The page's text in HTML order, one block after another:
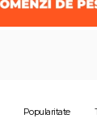
Popularitate